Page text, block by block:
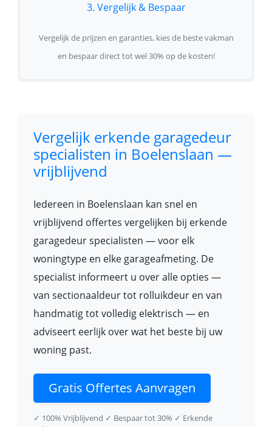
3. Vergelijk & Bespaar
Vergelijk de prijzen en garanties, kies de beste vakman
en bespaar direct tot wel 30% op de kosten!
Vergelijk erkende garagedeur
specialisten in Boelenslaan —
vrijblijvend
Iedereen in Boelenslaan kan snel en
vrijblijvend offertes vergelijken bij erkende
garagedeur specialisten — voor elk
woningtype en elke garageafmeting. De
specialist informeert u over alle opties —
van sectionaaldeur tot rolluikdeur en van
handmatig tot volledig elektrisch — en
adviseert eerlijk over wat het beste bij uw
woning past.
Gratis Offertes Aanvragen
✓ 100% Vrijblijvend ✓ Bespaar tot 30% ✓ Erkende